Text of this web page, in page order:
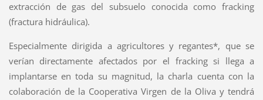
extracción de gas del subsuelo conocida como fracking
(fractura hidráulica).
Especialmente dirigida a agricultores y regantes*, que se
verían directamente afectados por el fracking si llega a
implantarse en toda su magnitud, la charla cuenta con la
colaboración de la Cooperativa Virgen de la Oliva y tendrá